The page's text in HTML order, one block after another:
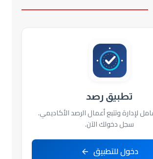
تطبيق رصد
لإدارة وتتبع أعمال الرصد الأكاديمي.
سجل دخولك الآن.
دخول للتطبيق